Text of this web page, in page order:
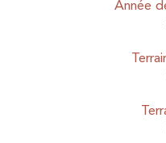
Année